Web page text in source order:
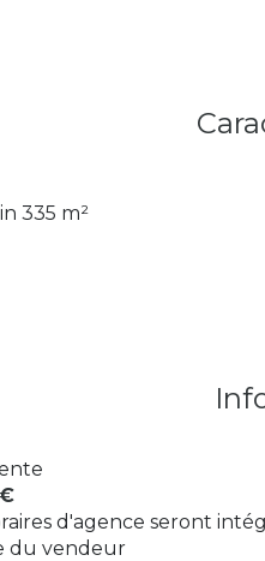
335 m²
d'agence seront
du vendeur